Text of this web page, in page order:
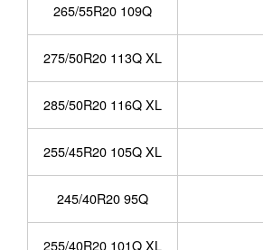
265/55R20 109Q
275/50R20 113Q XL
285/50R20 116Q XL
255/45R20 105Q XL
245/40R20 95Q
255/40R20 101Q XL